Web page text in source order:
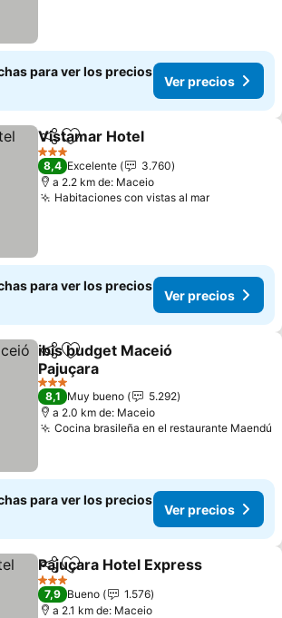
para ver los precios
Ver precios
CompartirAñadir a favoritos
Vistamar Hotel
3 Estrellas
8,4 Excelente
3.760
a 2.2 km de: Maceio
Habitaciones con vistas al mar
para ver los precios
Ver precios
CompartirAñadir a favoritos
ibis budget Maceió
Pajuçara
3 Estrellas
8,1 Muy bueno
5.292
a 2.0 km de: Maceio
Cocina brasileña en el restaurante Maendú
para ver los precios
Ver precios
CompartirAñadir a favoritos
Pajuçara Hotel Express
3 Estrellas
7,9 Bueno
1.576
a 2.1 km de: Maceio